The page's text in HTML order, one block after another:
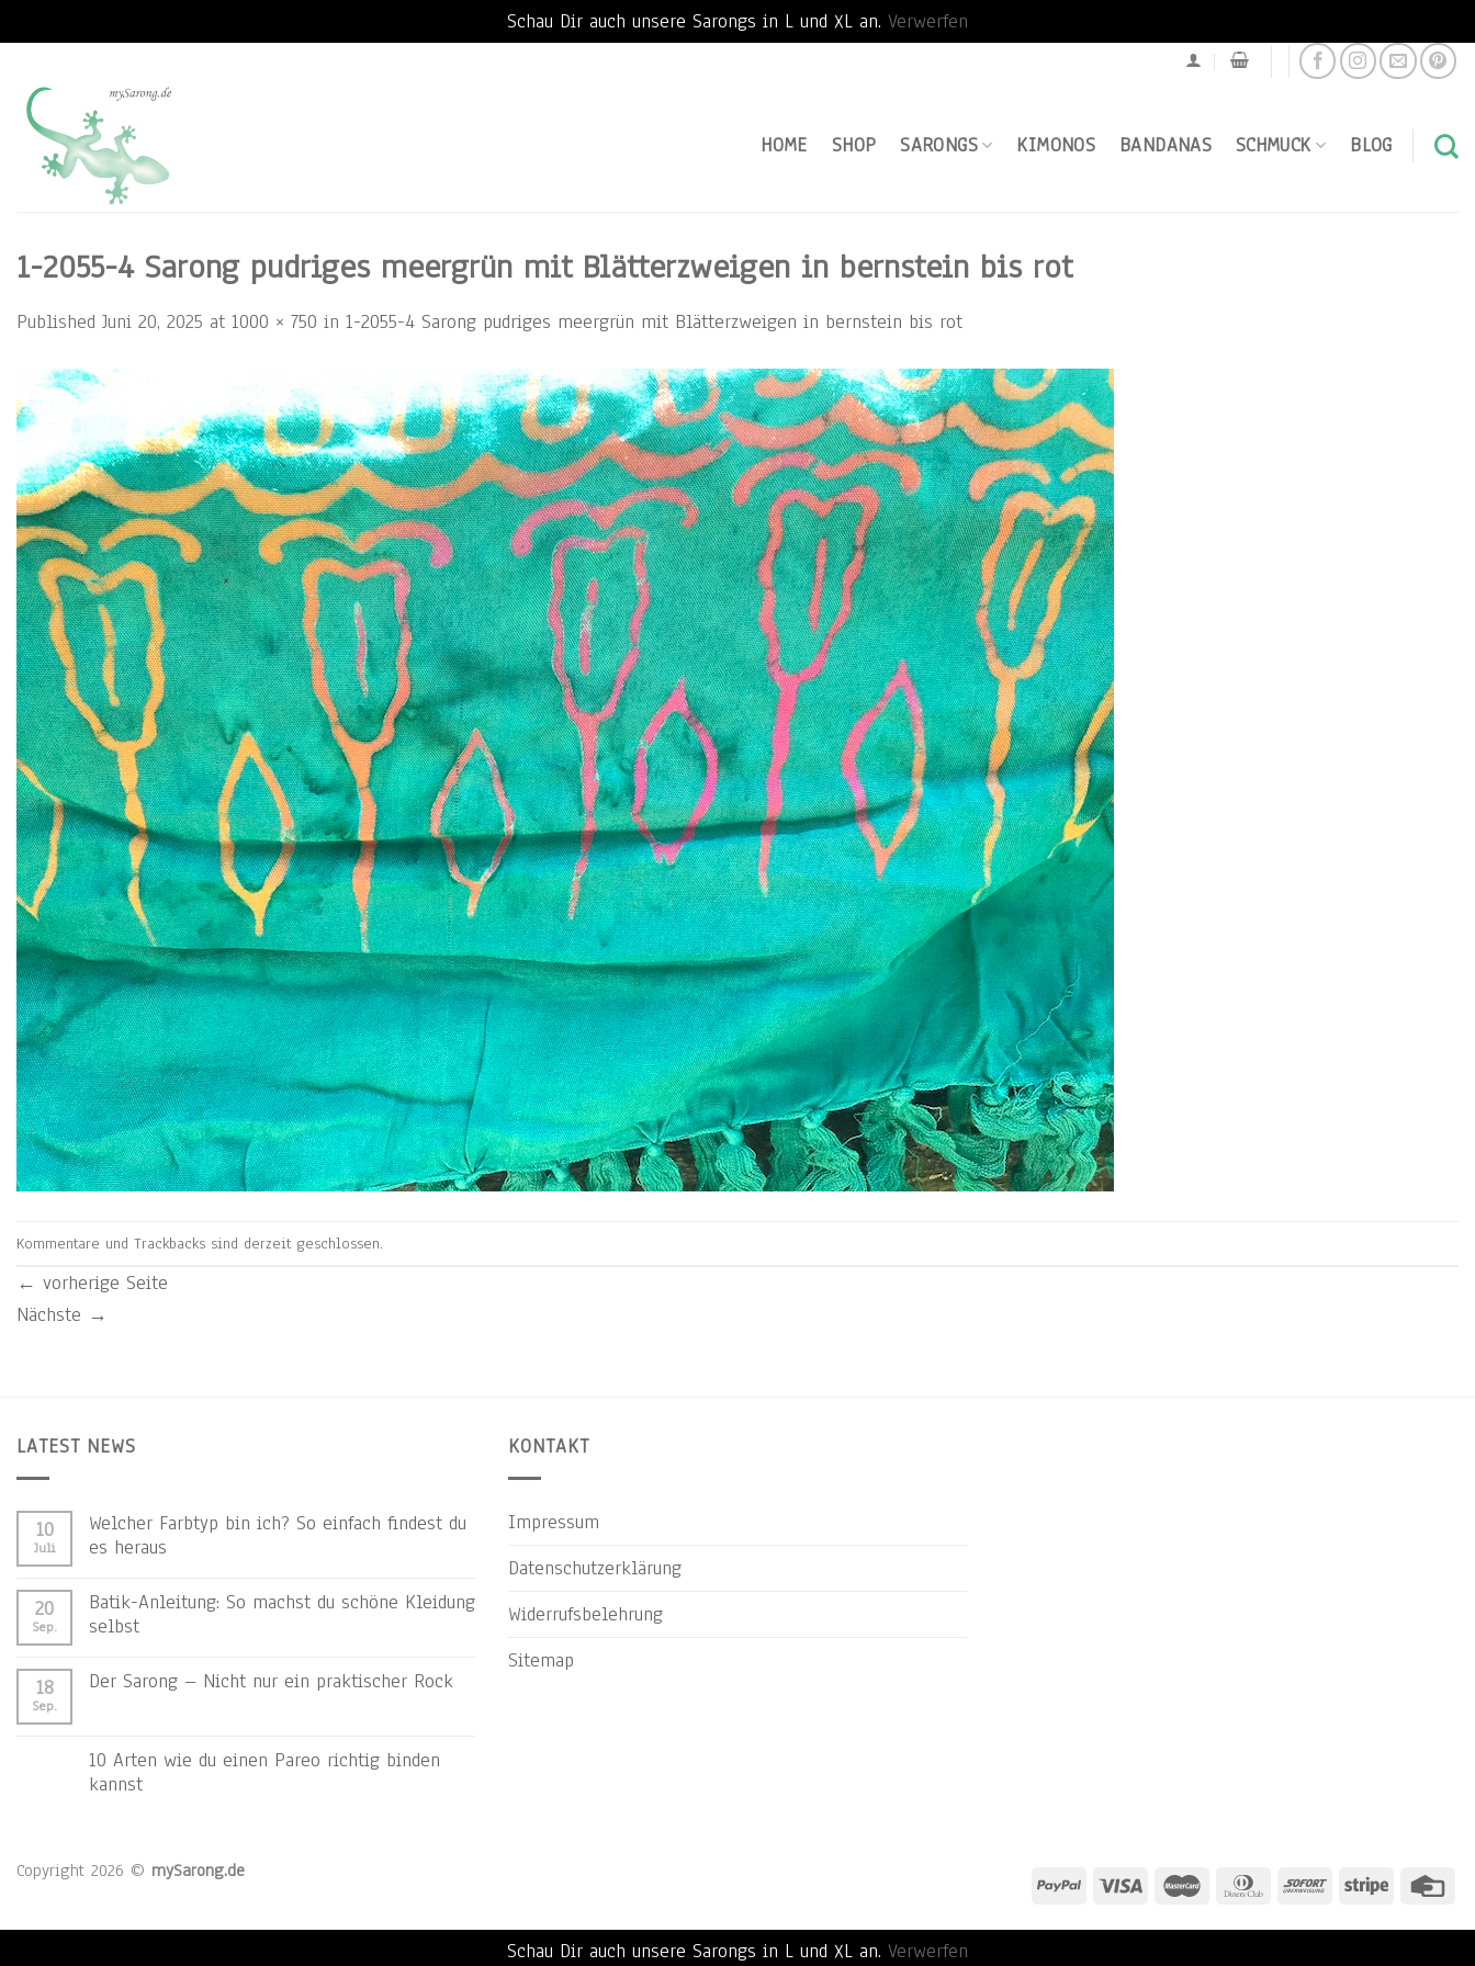
Schau Dir auch unsere Sarongs in L und XL an. Verwerfen
content
HOME
SHOP SARONGS KIMONOS BANDANAS SCHMUCK BLOG
1-2055-4 Sarong pudriges meergrün mit Blätterzweigen in bernstein bis rot
Published Juni 20, 2025 at 1000 × 750 in 1-2055-4 Sarong pudriges meergrün mit Blätterzweigen in bernstein bis rot
Kommentare und Trackbacks sind derzeit geschlossen.
← vorherige Seite
Nächste →
LATEST NEWS
10
Juli
Welcher Farbtyp bin ich? So einfach findest du
es heraus
20
Sep.
Batik-Anleitung: So machst du schöne Kleidung
selbst
18
Sep.
Der Sarong – Nicht nur ein praktischer Rock
10 Arten wie du einen Pareo richtig binden
kannst
KONTAKT
Impressum
Datenschutzerklärung
Widerrufsbelehrung
Sitemap
Copyright 2026 © mySarong.de
Schau Dir auch unsere Sarongs in L und XL an. Verwerfen